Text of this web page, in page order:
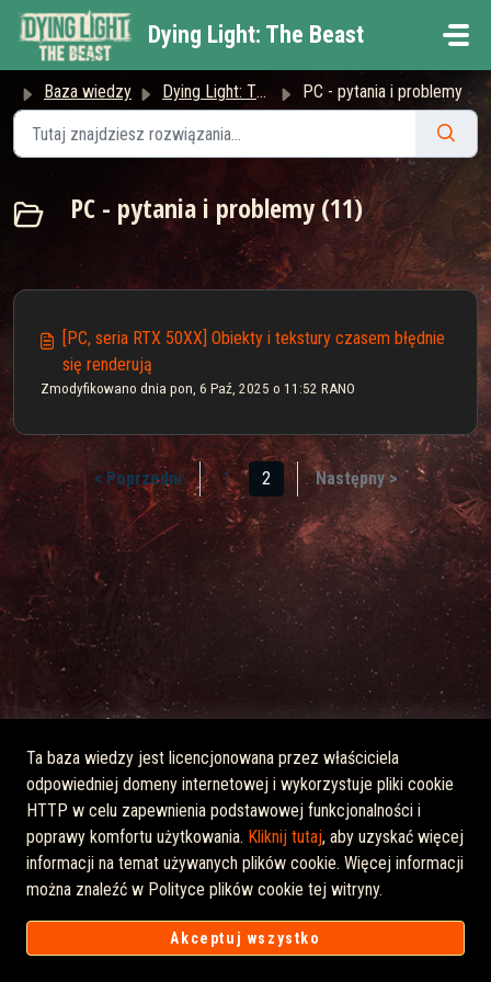
Przejdź do głównej treści
Dying Light: The Beast
Baza wiedzy Dying Light: The Beast PC - pytania i problemy
PC - pytania i problemy (11)
[PC, seria RTX 50XX] Obiekty i tekstury czasem błędnie
się renderują
Zmodyfikowano dnia pon, 6 Paź, 2025 o 11:52 RANO
< Poprzedni 1 2 Następny >
Oprogramowanie dla centrum pomocy od Freshdesk
Polityka
cookies
Ta baza wiedzy jest licencjonowana przez właściciela
odpowiedniej domeny internetowej i wykorzystuje pliki cookie
HTTP w celu zapewnienia podstawowej funkcjonalności i
poprawy komfortu użytkowania. Kliknij tutaj, aby uzyskać więcej
informacji na temat używanych plików cookie. Więcej informacji
można znaleźć w Polityce plików cookie tej witryny.
Akceptuj wszystko